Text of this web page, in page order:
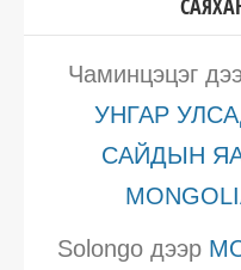
Чаминцэцэг
УНГАР
САЙДЫН
Solongo дээр